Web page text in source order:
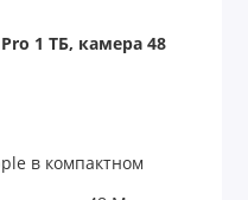
1 ТБ, камера 48
в компактном